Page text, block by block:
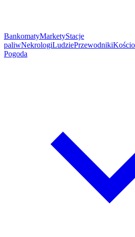
BankomatyMarketyStacje
paliwNekrologiLudziePrzewodniki
Pogoda